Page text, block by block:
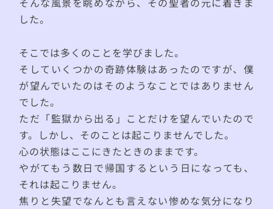
した。
そこでは多くのことを学びました。
そしていくつかの奇跡体験はあったのですが、僕
が望んでいたのはそのようなことではありません
でした。
ただ「監獄から出る」ことだけを望んでいたので
す。しかし、そのことは起こりませんでした。
心の状態はここにきたときのままです。
やがてもう数日で帰国するという日になっても、
それは起こりません。
焦りと失望でなんとも言えない惨めな気分になり